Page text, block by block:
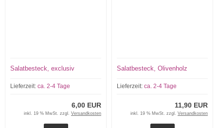
Salatbesteck, exclusiv
Lieferzeit: ca. 2-4 Tage
6,00 EUR
inkl. 19 % MwSt. zzgl. Versandkosten
Salatbesteck, Olivenholz
Lieferzeit: ca. 2-4 Tage
11,90 EUR
inkl. 19 % MwSt. zzgl. Versandkosten